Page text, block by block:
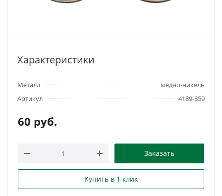
Характеристики
Металл
медно-никель
Артикул
4189-859
60 руб.
Заказать
Купить в 1 клик